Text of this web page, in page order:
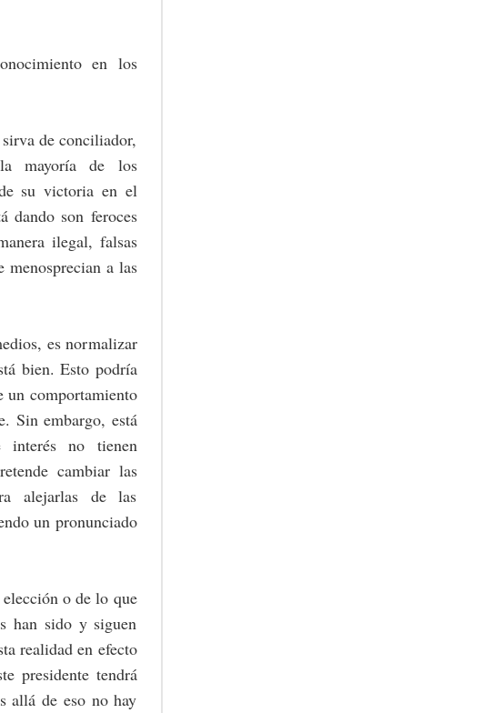
en los
de conciliador,
mayoría de los
su victoria en el
dando son feroces
ilegal, falsas
a las
es normalizar
bien. Esto podría
comportamiento
Sin embargo, está
interés no tienen
cambiar las
alejarlas de las
un pronunciado
o de lo que
han sido y siguen
realidad en efecto
presidente tendrá
allá de eso no hay